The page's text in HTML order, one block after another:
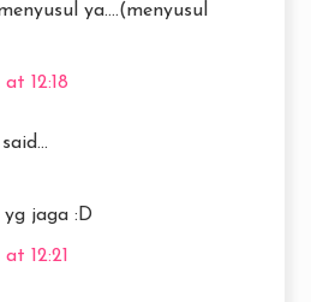
ya....(menyusul
12:18
said...
jaga :D
12:21